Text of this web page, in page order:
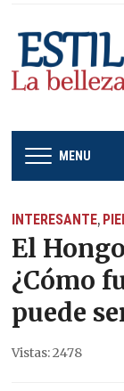
MENU
INTERESANTE,
El
¿Cómo
puede
Vistas: 2478